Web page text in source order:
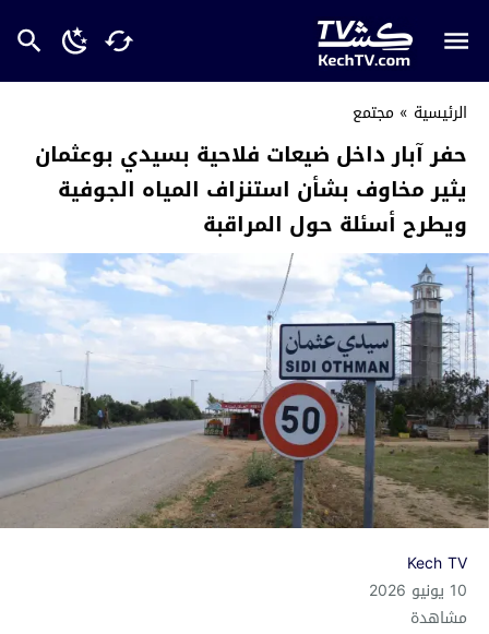
الرئيسية » مجتمع
حفر آبار داخل ضيعات فلاحية بسيدي بوعثمان
يثير مخاوف بشأن استنزاف المياه الجوفية
ويطرح أسئلة حول المراقبة
Kech TV
10 يونيو 2026
مشاهدة